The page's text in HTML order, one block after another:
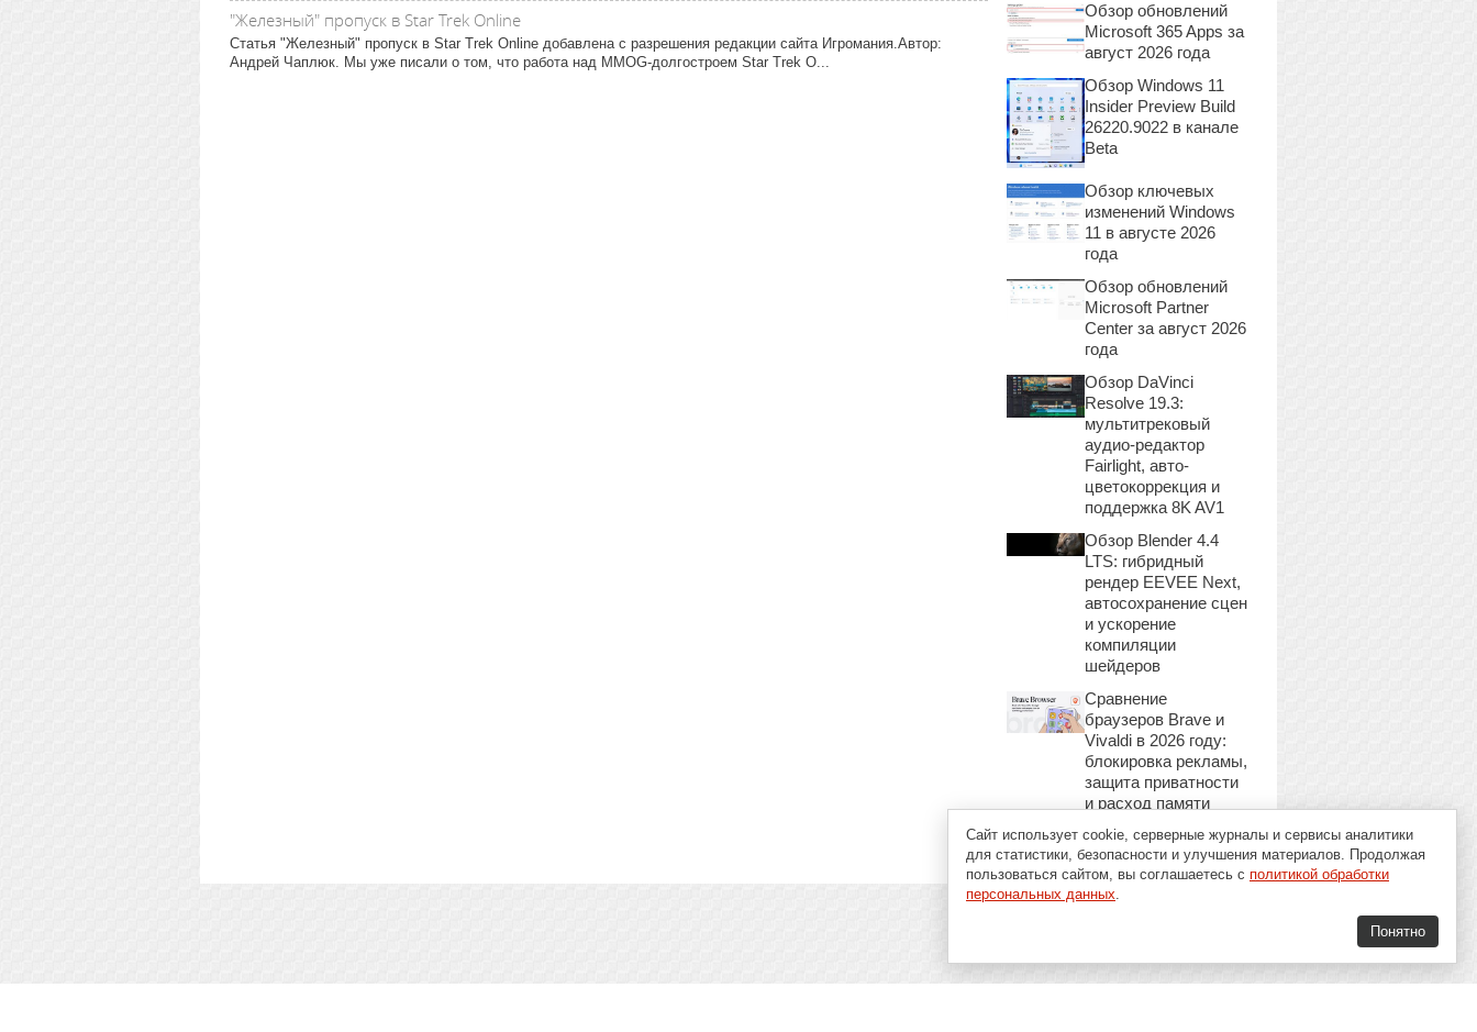
"Железный" пропуск в Star Trek Online
Статья "Железный" пропуск в Star Trek Online добавлена с разрешения редакции сайта Игромания.Автор:
Андрей Чаплюк. Мы уже писали о том, что работа над MMOG-долгостроем Star Trek O...
Обзор обновлений
Microsoft 365 Apps за
август 2026 года
Обзор Windows 11
Insider Preview Build
26220.9022 в канале
Beta
Обзор ключевых
изменений Windows
11 в августе 2026
года
Обзор обновлений
Microsoft Partner
Center за август 2026
года
Обзор DaVinci
Resolve 19.3:
мультитрековый
аудио-редактор
Fairlight, авто-
цветокоррекция и
поддержка 8K AV1
Обзор Blender 4.4
LTS: гибридный
рендер EEVEE Next,
автосохранение сцен
и ускорение
компиляции
шейдеров
Сравнение
браузеров Brave и
Vivaldi в 2026 году:
блокировка рекламы,
защита приватности
и расход памяти
Сайт использует cookie, серверные журналы и сервисы аналитики
для статистики, безопасности и улучшения материалов. Продолжая
пользоваться сайтом, вы соглашаетесь с политикой обработки
персональных данных.
Понятно